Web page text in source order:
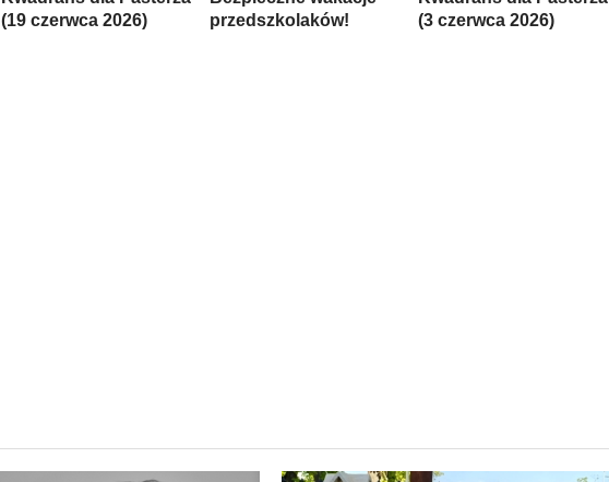
(19 czerwca 2026)
przedszkolaków!
(3 czerwca 2026)